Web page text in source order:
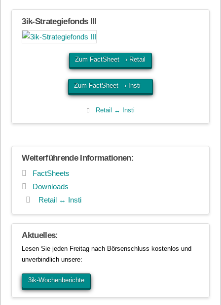
3ik-Strategiefonds III
Zum FactSheet › Retail
Zum FactSheet › Insti
Retail ↔ Insti
Weiterführende Informationen:
FactSheets
Downloads
Retail ↔ Insti
Aktuelles:
Lesen Sie jeden Freitag nach Börsenschluss kostenlos und
unverbindlich unsere:
3ik-Wochenberichte